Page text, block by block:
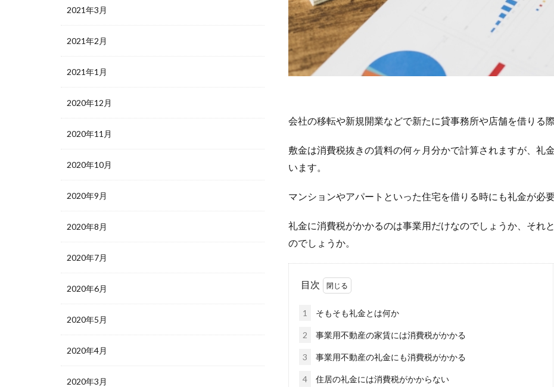
会社の移転や新規開業などで新たに貸事務所や店舗を借りる
敷金は消費税抜きの賃料の何ヶ月分かで計算されますが、礼
います。
マンションやアパートといった住宅を借りる時にも礼金が必
礼金に消費税がかかるのは事業用だけなのでしょうか、それ
のでしょうか。
目次
1 そもそも礼金とは何か
2 事業用不動産の家賃には消費税がかかる
3 事業用不動産の礼金にも消費税がかかる
4 住居の礼金には消費税がかからない
2021年3月
2021年2月
2021年1月
2020年12月
2020年11月
2020年10月
2020年9月
2020年8月
2020年7月
2020年6月
2020年5月
2020年4月
2020年3月